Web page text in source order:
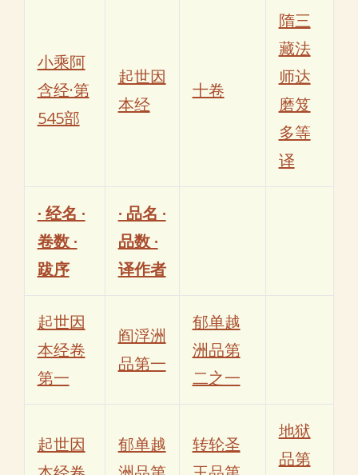
小乘阿
含经·第
545部
起世因
本经
十卷
隋三
藏法
师达
磨笈
多等
译
· 经名 ·
卷数 ·
跋序
· 品名 ·
品数 ·
译作者
起世因
本经卷
第一
阎浮洲
品第一
郁单越
洲品第
二之一
起世因
郁单越
转轮圣
地狱
品第